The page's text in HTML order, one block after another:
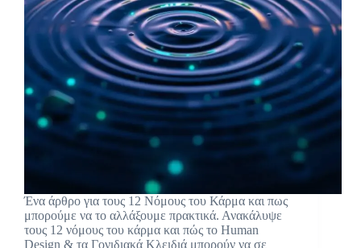
Ένα άρθρο για τους 12 Νόμους του Κάρμα και πως
μπορούμε να το αλλάξουμε πρακτικά. Ανακάλυψε
τους 12 νόμους του κάρμα και πώς το Human
Design & τα Γονιδιακά Κλειδιά μπορούν να σε